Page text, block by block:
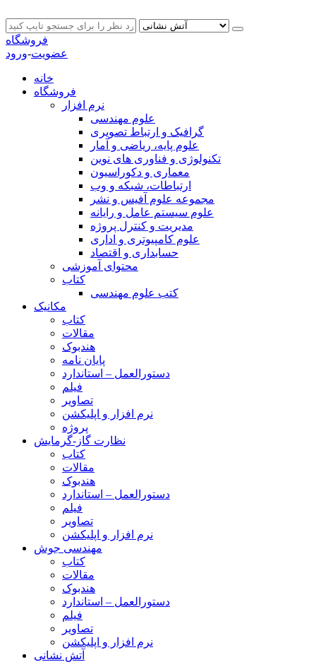
فروشگاه
عضویت-ورود
خانه
فروشگاه
نرم افزار
علوم مهندسی
گرافیک و ارتباط تصویری
علوم پایه، ریاضی و آمار
تکنولوژی و فناوری های نوین
معماری و دکوراسیون
ارتباطات، شبکه و وب
مجموعه علوم آفیس و نشر
علوم سیستم عامل و رایانه
مدیریت و کنترل پروژه
علوم کامپیوتری و اداری
حسابداری و اقتصاد
محتوای آموزشی
کتاب
کتب علوم مهندسی
مکانیک
کتاب
مقالات
هندبوک
پایان نامه
دستورالعمل – استاندارد
فیلم
تصاویر
نرم افزار و اپلیکشن
پروژه
نظارت گاز-گرمایش
کتاب
مقالات
هندبوک
دستورالعمل – استاندارد
فیلم
تصاویر
نرم افزار و اپلیکشن
مهندسی جوش
کتاب
مقالات
هندبوک
دستورالعمل – استاندارد
فیلم
تصاویر
نرم افزار و اپلیکشن
آتش نشانی